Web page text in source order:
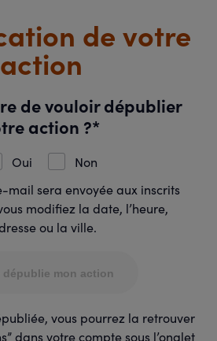
de votre
action
de vouloir dépublier
action ?*
Oui
Non
mail sera envoyée aux inscrits
modifiez la date, l’heure,
ou la ville.
dépublie mon action
vous pourrez la retrouver
dans votre compte sous l’onglet